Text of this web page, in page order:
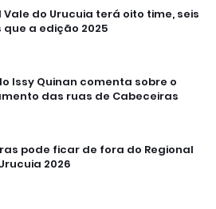
Vale do Urucuia terá oito time, seis
que a edição 2025
Issy Quinan comenta sobre o
das ruas de Cabeceiras
pode ficar de fora do Regional
2026